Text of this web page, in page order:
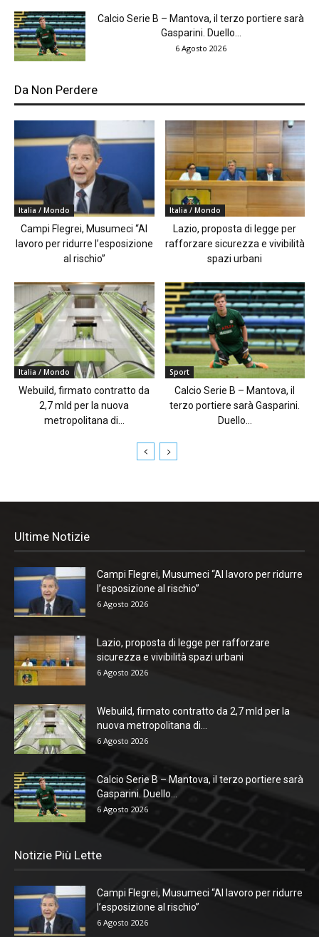
Calcio Serie B – Mantova, il terzo portiere sarà
Gasparini. Duello...
6 Agosto 2026
Da Non Perdere
Italia / Mondo
Campi Flegrei, Musumeci “Al
lavoro per ridurre l’esposizione
al rischio”
Italia / Mondo
Lazio, proposta di legge per
rafforzare sicurezza e vivibilità
spazi urbani
Italia / Mondo
Webuild, firmato contratto da
2,7 mld per la nuova
metropolitana di...
Sport
Calcio Serie B – Mantova, il
terzo portiere sarà Gasparini.
Duello...
Ultime Notizie
Campi Flegrei, Musumeci “Al lavoro per ridurre
l’esposizione al rischio”
6 Agosto 2026
Lazio, proposta di legge per rafforzare
sicurezza e vivibilità spazi urbani
6 Agosto 2026
Webuild, firmato contratto da 2,7 mld per la
nuova metropolitana di...
6 Agosto 2026
Calcio Serie B – Mantova, il terzo portiere sarà
Gasparini. Duello...
6 Agosto 2026
Notizie Più Lette
Campi Flegrei, Musumeci “Al lavoro per ridurre
l’esposizione al rischio”
6 Agosto 2026